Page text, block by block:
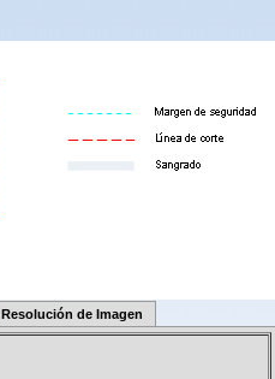
Resolución de Imagen